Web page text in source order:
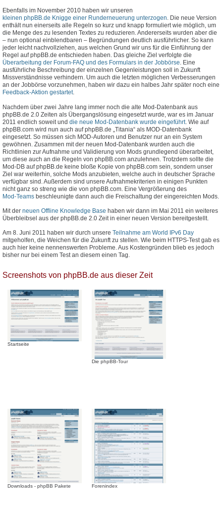
Ebenfalls im November 2010 haben wir unseren
kleinen phpBB.de Knigge einer Runderneuerung unterzogen. Die neue Version
enthält nun einerseits alle Regeln so kurz und knapp formuliert wie möglich, um
die Menge des zu lesenden Textes zu reduzieren. Andererseits wurden aber die
– nun optional einblendbaren – Begründungen deutlich ausführlicher. So kann
jeder leicht nachvollziehen, aus welchen Grund wir uns für die Einführung der
Regel auf phpBB.de entschieden haben. Das gleiche Ziel verfolgte die
Überarbeitung der Forum-FAQ und des Formulars in der Jobbörse. Eine
ausführliche Beschreibung der einzelnen Gegenleistungen soll in Zukunft
Missverständnisse verhindern. Um auch die letzten möglichen Verbesserungen
an der Jobbörse vorzunehmen, haben wir dazu ein halbes Jahr später noch eine
Feedback-Aktion gestartet.
Nachdem über zwei Jahre lang immer noch die alte Mod-Datenbank aus
phpBB.de 2.0 Zeiten als Übergangslösung eingesetzt wurde, war es im Januar
2011 endlich soweit und die neue Mod-Datenbank wurde eingeführt. Wie auf
phpBB.com wird nun auch auf phpBB.de „Titania“ als MOD-Datenbank
eingesetzt. So müssen sich MOD-Autoren und Benutzer nur an ein System
gewöhnen. Zusammen mit der neuen Mod-Datenbank wurden auch die
Richtlinien zur Aufnahme und Validierung von Mods grundlegend überarbeitet,
um diese auch an die Regeln von phpBB.com anzulehnen. Trotzdem sollte die
Mod-DB auf phpBB.de keine bloße Kopie von phpBB.com sein, sondern unser
Ziel war weiterhin, solche Mods anzubieten, welche auch in deutscher Sprache
verfügbar sind. Außerdem sind unsere Aufnahmekriterien in einigen Punkten
nicht ganz so streng wie die von phpBB.com. Eine Vergrößerung des
Mod-Teams beschleunigte dann auch die Freischaltung der eingereichten Mods.
Mit der neuen Offline Knowledge Base haben wir dann im Mai 2011 ein weiteres
Überbleibsel aus der phpBB.de 2.0 Zeit in einer neuen Version bereitgestellt.
Am 8. Juni 2011 haben wir durch unsere Teilnahme am World IPv6 Day
mitgeholfen, die Weichen für die Zukunft zu stellen. Wie beim HTTPS-Test gab es
auch hier keine nennenswerten Probleme. Aus Kostengründen blieb es jedoch
bisher nur bei einem Test an diesem einen Tag.
Screenshots von phpBB.de aus dieser Zeit
Startseite
Die phpBB-Tour
Downloads - phpBB Pakete Forenindex